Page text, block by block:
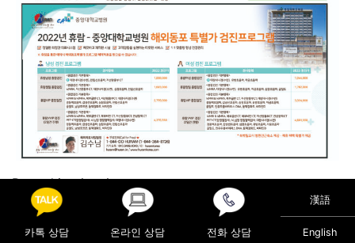
Posted in의료정보
Post navigation
겨울철 더 불편해지는 ‘갱년기’ 증상은?
카톡 상담 온라인 상담 전화 상담
漢語
English